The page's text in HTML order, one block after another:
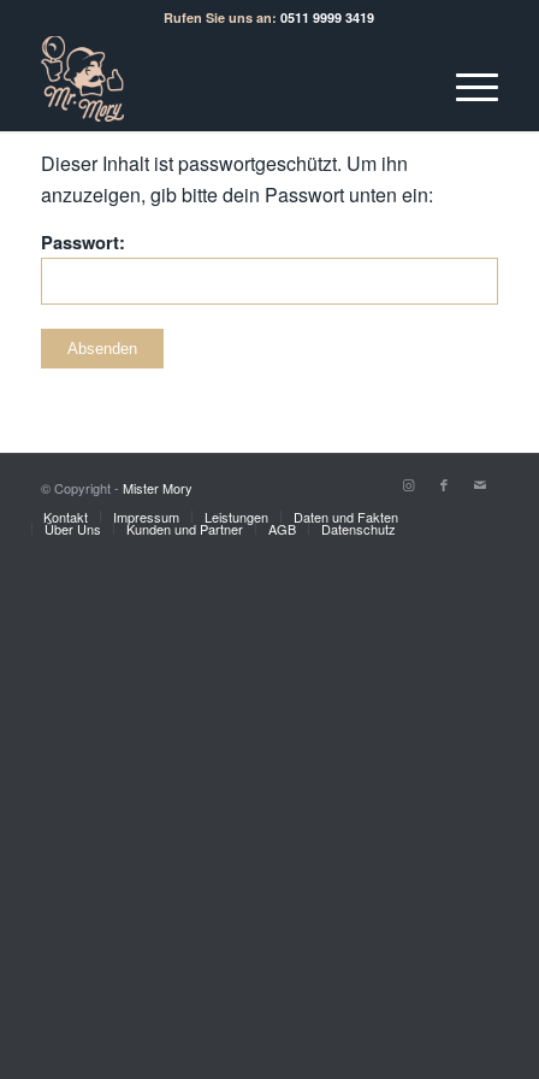
Rufen Sie uns an: 0511 9999 3419
Dieser Inhalt ist passwortgeschützt. Um ihn
anzuzeigen, gib bitte dein Passwort unten ein:
Passwort:
© Copyright - Mister Mory
Kontakt
Impressum Leistungen Daten und Fakten
Über Uns Kunden und Partner AGB Datenschutz